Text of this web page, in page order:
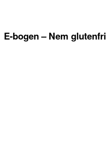
E-bogen – Nem